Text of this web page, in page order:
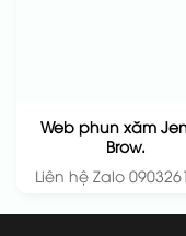
Web phun xăm
Brow.
Liên hệ Zalo